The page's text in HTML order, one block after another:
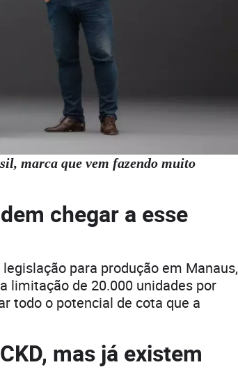
marca que vem fazendo muito
chegar a esse
para produção em Manaus,
limitação de 20.000 unidades por
todo o potencial de cota que a
mas já existem